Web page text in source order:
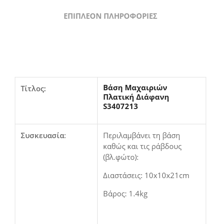
ΕΠΙΠΛΈΟΝ ΠΛΗΡΟΦΟΡΊΕΣ
Τίτλος:
Βάση Μαχαιριών
Πλατική Διάφανη
S3407213
Συσκευασία:
Περιλαμβάνει τη βάση
καθώς και τις ράβδους
(βλ.φώτο):
Διαστάσεις: 10x10x21cm
Βάρος: 1.4kg